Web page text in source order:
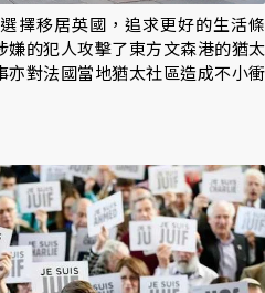
擇移居英國，追求更好的生活條
嫌的犯人攻擊了東方文森港的猶太
對法國當地猶太社區造成不小衝